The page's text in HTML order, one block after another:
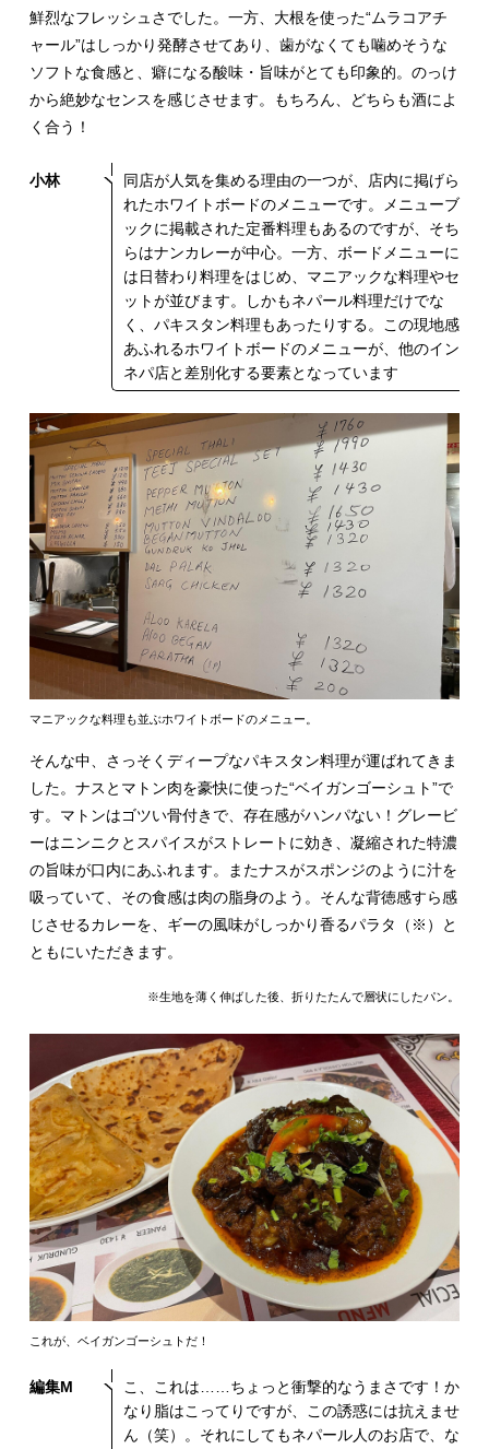
鮮烈なフレッシュさでした。一方、大根を使った“ムラコアチ
ャール”はしっかり発酵させてあり、歯がなくても噛めそうな
ソフトな食感と、癖になる酸味・旨味がとても印象的。のっけ
から絶妙なセンスを感じさせます。もちろん、どちらも酒によ
く合う！
小林
同店が人気を集める理由の一つが、店内に掲げら
れたホワイトボードのメニューです。メニューブ
ックに掲載された定番料理もあるのですが、そち
らはナンカレーが中心。一方、ボードメニューに
は日替わり料理をはじめ、マニアックな料理やセ
ットが並びます。しかもネパール料理だけでな
く、パキスタン料理もあったりする。この現地感
あふれるホワイトボードのメニューが、他のイン
ネパ店と差別化する要素となっています
マニアックな料理も並ぶホワイトボードのメニュー。
そんな中、さっそくディープなパキスタン料理が運ばれてきま
した。ナスとマトン肉を豪快に使った“ベイガンゴーシュト”で
す。マトンはゴツい骨付きで、存在感がハンパない！グレービ
ーはニンニクとスパイスがストレートに効き、凝縮された特濃
の旨味が口内にあふれます。またナスがスポンジのように汁を
吸っていて、その食感は肉の脂身のよう。そんな背徳感すら感
じさせるカレーを、ギーの風味がしっかり香るパラタ（※）と
ともにいただきます。
※生地を薄く伸ばした後、折りたたんで層状にしたパン。
これが、ベイガンゴーシュトだ！
編集M
こ、これは……ちょっと衝撃的なうまさです！か
なり脂はこってりですが、この誘惑には抗えませ
ん（笑）。それにしてもネパール人のお店で、な